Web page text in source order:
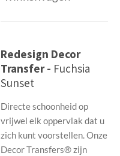
Redesign Decor
Transfer - Fuchsia
Sunset
Directe schoonheid op
vrijwel elk oppervlak dat u
zich kunt voorstellen. Onze
Decor Transfers® zijn